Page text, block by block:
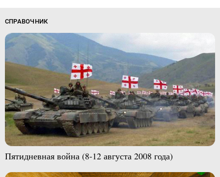
СПРАВОЧНИК
Пятидневная война (8-12 августа 2008 года)